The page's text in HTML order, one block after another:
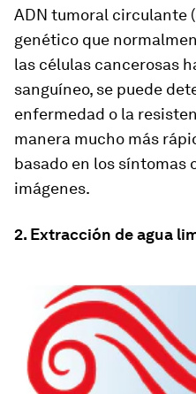
ADN tumoral circulante
genético que
las células cancerosas
sanguíneo, se puede
enfermedad o la
manera mucho más
basado en los síntomas
imágenes.
2. Extracción de agua